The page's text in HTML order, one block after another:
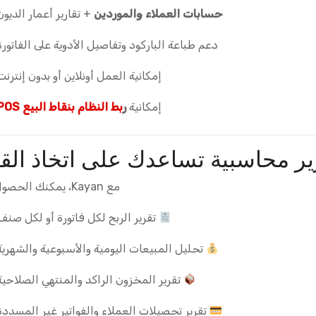
حسابات العملاء والموردين + تقارير أعمار
دعم طباعة الباركود وتفاصيل الأدوية على
إمكانية العمل أونلاين أو بدون
إمكانيةربط النظام بنقاط البيع POS
محاسبية تساعدك على اتخاذ
مع Kayan، يمكنك الحصول على:
تقرير الربح لكل فاتورة أو لكل
تحليل المبيعات اليومية والأسبوعية
تقرير المخزون الراكد والمنتهي
تقرير تحصيلات العملاء والفواتير غير